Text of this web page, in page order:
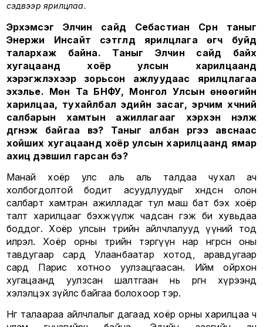
сэдвээр ярилцлаа.
Эрхэмсэг Элчин сайд Себастиан Сүрүн таныг
Энержи Инсайт сэтгүүлд ярилцлага өгч буйд
талархаж байна. Таныг Элчин сайд байх
хугацаанд хоёр улсын харилцаанд
хэрэгжүүлэхээр зорьсон ажлуудаас ярилцлагаа
эхэлье. Мөн Та БНФУ, Монгол Улсын өнөөгийн
харилцаа, тухайлбал эдийн засаг, эрчим хүчний
салбарын хамтын ажиллагааг хэрхэн үнэлж
дүгнэж байгаа вэ? Таныг албан үүргээ авснаас
хойших хугацаанд хоёр улсын харилцаанд ямар
ахиц дэвшил гарсан бэ?
Манай хоёр улс аль аль талдаа чухал ач
холбогдолтой бодит асуудлуудыг хөндсөн олон
салбарт хамтран ажилладаг тул маш бат бэх хоёр
талт харилцааг бэхжүүлж чадсан гэж би хувьдаа
боддог. Хоёр улсын төрийн айлчлалууд үүний тод
илрэл. Хоёр орны төрийн тэргүүн нар өнгөрсөн оны
тавдугаар сард Улаанбаатар хотод, аравдугаар
сард Парис хотноо уулзацгаасан. Ийм ойрхон
хугацаанд уулзсан шалтгаан нь өргөн хүрээнд
хэлэлцэх зүйлс байгаа болохоор тэр.
Нөгөө талаараа айлчлалыг дагаад хоёр орны харилцаа ч